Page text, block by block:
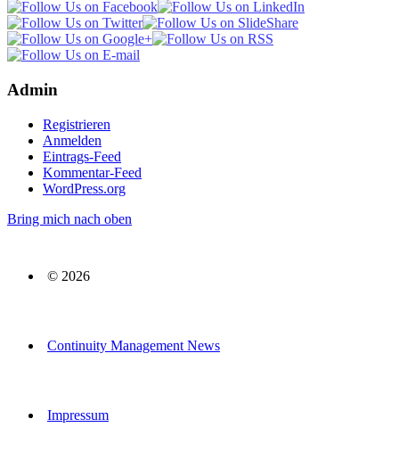
Admin
Registrieren
Anmelden
Eintrags-Feed
Kommentar-Feed
WordPress.org
Bring mich nach oben
© 2026
Continuity Management News
Impressum